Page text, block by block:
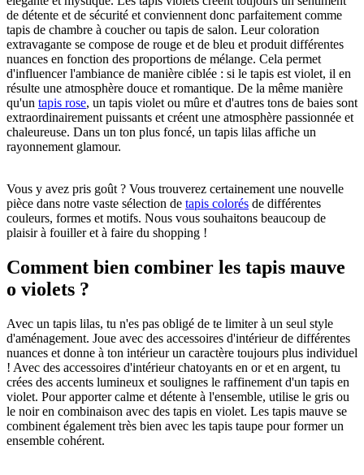
de détente et de sécurité et conviennent donc parfaitement comme
tapis de chambre à coucher ou tapis de salon. Leur coloration
extravagante se compose de rouge et de bleu et produit différentes
nuances en fonction des proportions de mélange. Cela permet
d'influencer l'ambiance de manière ciblée : si le tapis est violet, il en
résulte une atmosphère douce et romantique. De la même manière
qu'un tapis rose, un tapis violet ou mûre et d'autres tons de baies sont
extraordinairement puissants et créent une atmosphère passionnée et
chaleureuse. Dans un ton plus foncé, un tapis lilas affiche un
rayonnement glamour.
Vous y avez pris goût ? Vous trouverez certainement une nouvelle
pièce dans notre vaste sélection de tapis colorés de différentes
couleurs, formes et motifs. Nous vous souhaitons beaucoup de
plaisir à fouiller et à faire du shopping !
Comment bien combiner les tapis mauve
o violets ?
Avec un tapis lilas, tu n'es pas obligé de te limiter à un seul style
d'aménagement. Joue avec des accessoires d'intérieur de différentes
nuances et donne à ton intérieur un caractère toujours plus individuel
! Avec des accessoires d'intérieur chatoyants en or et en argent, tu
crées des accents lumineux et soulignes le raffinement d'un tapis en
violet. Pour apporter calme et détente à l'ensemble, utilise le gris ou
le noir en combinaison avec des tapis en violet. Les tapis mauve se
combinent également très bien avec les tapis taupe pour former un
ensemble cohérent.